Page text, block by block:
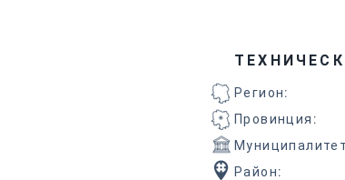
Регион:
Провинция :
Муниципалитет
Район: